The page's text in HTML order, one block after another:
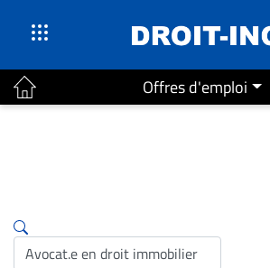
Offres d'emploi
ACTUALITÉS
Bureaux